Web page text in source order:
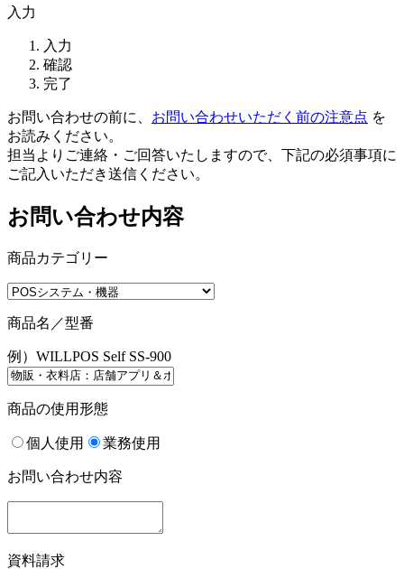
入力
入力
確認
完了
お問い合わせの前に、 お問い合わせいただく前の注意点 を
お読みください。
担当よりご連絡・ご回答いたしますので、下記の必須事項に
ご記入いただき送信ください。
お問い合わせ内容
商品カテゴリー
商品名／型番
例）WILLPOS Self SS-900
商品の使用形態
個人使用 業務使用
お問い合わせ内容
資料請求